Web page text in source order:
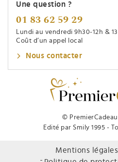
©
Edité par Smily 1995 -
Une question ?
01 83 62 59 29
Lundi au vendredi 9h30-12h &
Coût d’un appel local
Nous contacter
Mentions légales